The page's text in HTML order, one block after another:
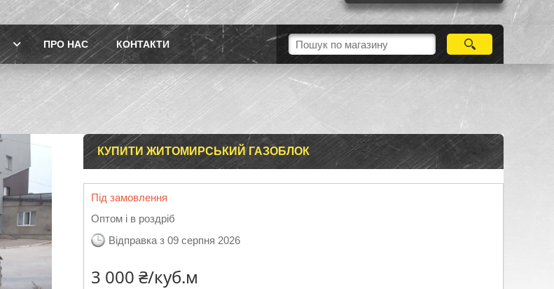
ПРО НАС КОНТАКТИ
КУПИТИ ЖИТОМИРСЬКИЙ ГАЗОБЛОК
Під замовлення
Оптом і в роздріб
Відправка з 09 серпня 2026
3 000 ₴/куб.м